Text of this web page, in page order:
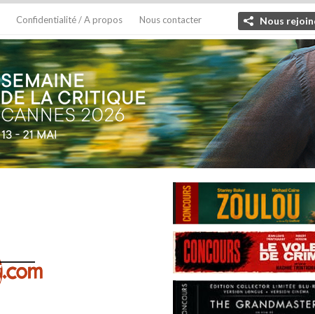
Confidentialité / A propos Nous contacter Nous